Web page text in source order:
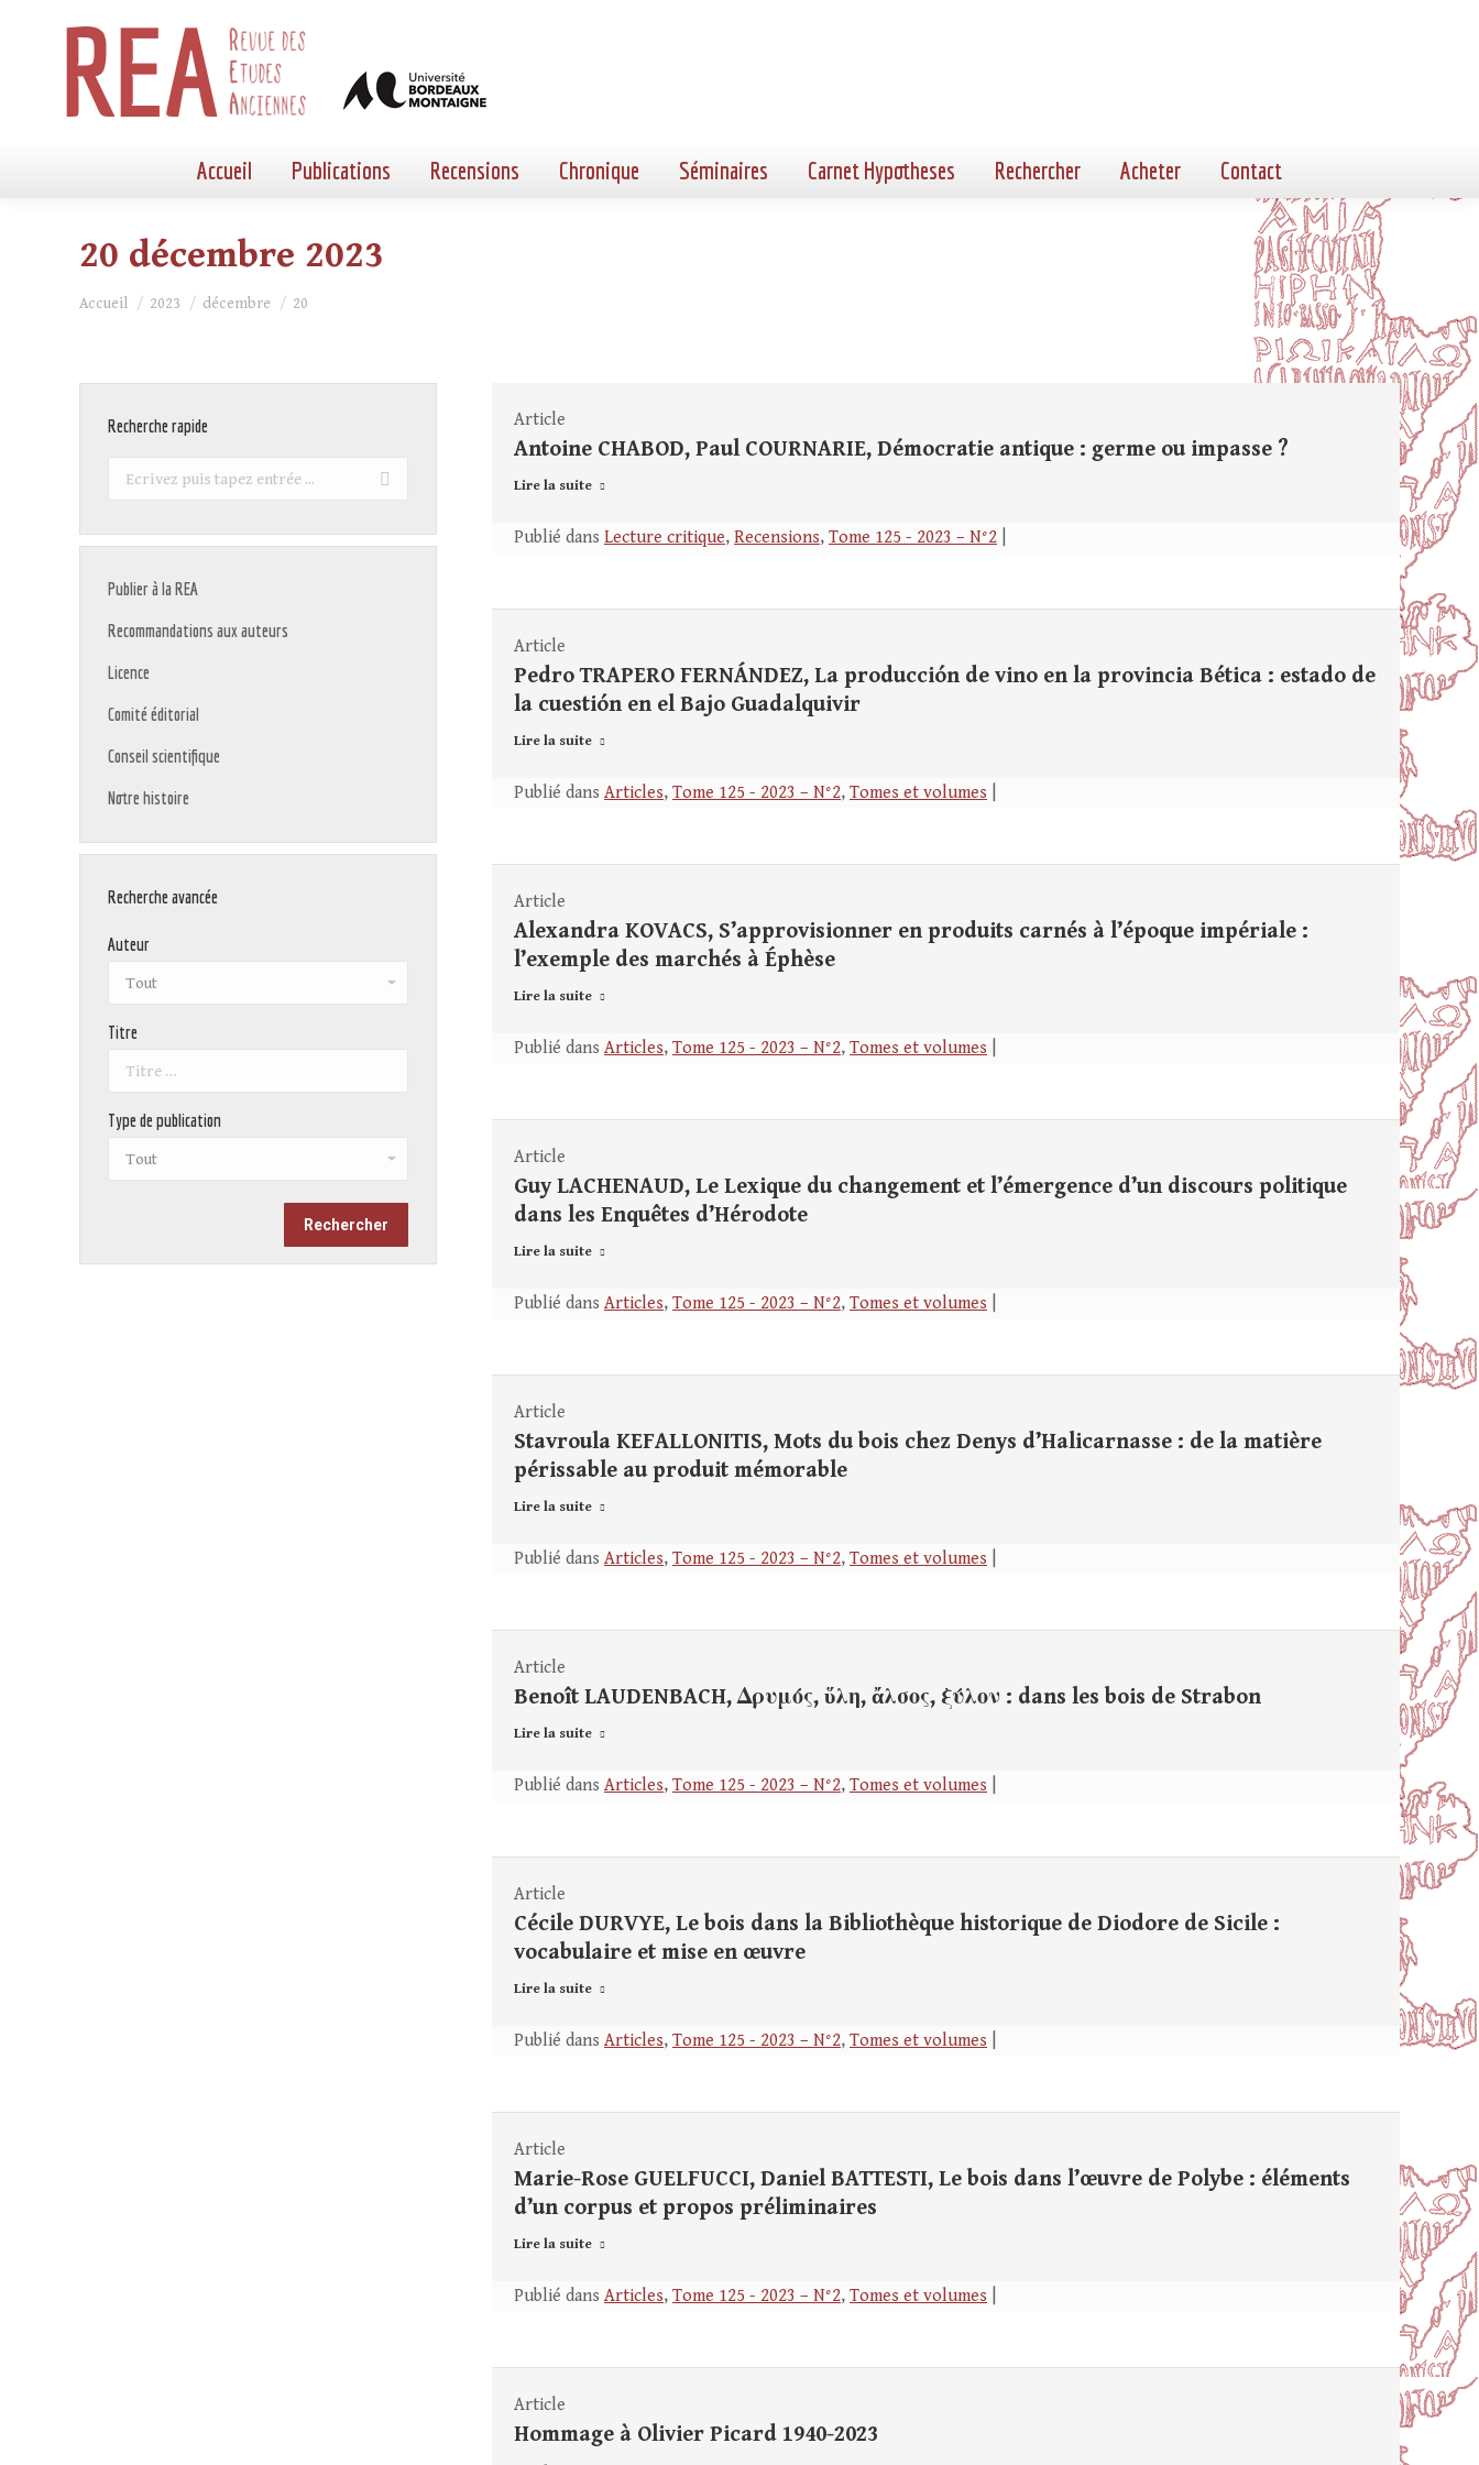
Accueil Publications Recensions Chronique Séminaires Carnet Hypotheses Rechercher Acheter Contact
20 décembre 2023
Vous êtes ici :
Accueil 2023 décembre 20
Article
Antoine CHABOD, Paul COURNARIE, Démocratie antique : germe ou impasse ?
Lire la suite
Publié dans Lecture critique, Recensions, Tome 125 - 2023 – N°2
Article
Pedro TRAPERO FERNÁNDEZ, La producción de vino en la provincia Bética : estado de
la cuestión en el Bajo Guadalquivir
Lire la suite
Publié dans Articles, Tome 125 - 2023 – N°2, Tomes et volumes
Article
Alexandra KOVACS, S’approvisionner en produits carnés à l’époque impériale :
l’exemple des marchés à Éphèse
Lire la suite
Publié dans Articles, Tome 125 - 2023 – N°2, Tomes et volumes
Article
Guy LACHENAUD, Le Lexique du changement et l’émergence d’un discours politique
dans les Enquêtes d’Hérodote
Lire la suite
Publié dans Articles, Tome 125 - 2023 – N°2, Tomes et volumes
Article
Stavroula KEFALLONITIS, Mots du bois chez Denys d’Halicarnasse : de la matière
périssable au produit mémorable
Lire la suite
Publié dans Articles, Tome 125 - 2023 – N°2, Tomes et volumes
Article
Benoît LAUDENBACH, Δρυμός, ὕλη, ἄλσος, ξύλον : dans les bois de Strabon
Lire la suite
Publié dans Articles, Tome 125 - 2023 – N°2, Tomes et volumes
Article
Cécile DURVYE, Le bois dans la Bibliothèque historique de Diodore de Sicile :
vocabulaire et mise en œuvre
Lire la suite
Publié dans Articles, Tome 125 - 2023 – N°2, Tomes et volumes
Article
Marie-Rose GUELFUCCI, Daniel BATTESTI, Le bois dans l’œuvre de Polybe : éléments
d’un corpus et propos préliminaires
Lire la suite
Publié dans Articles, Tome 125 - 2023 – N°2, Tomes et volumes
Article
Hommage à Olivier Picard 1940-2023
Recherche rapide
Recherche
Publier à la REA
Recommandations aux auteurs
Licence
Comité éditorial
Conseil scientifique
Notre histoire
Recherche avancée
Auteur
Titre
Type de publication